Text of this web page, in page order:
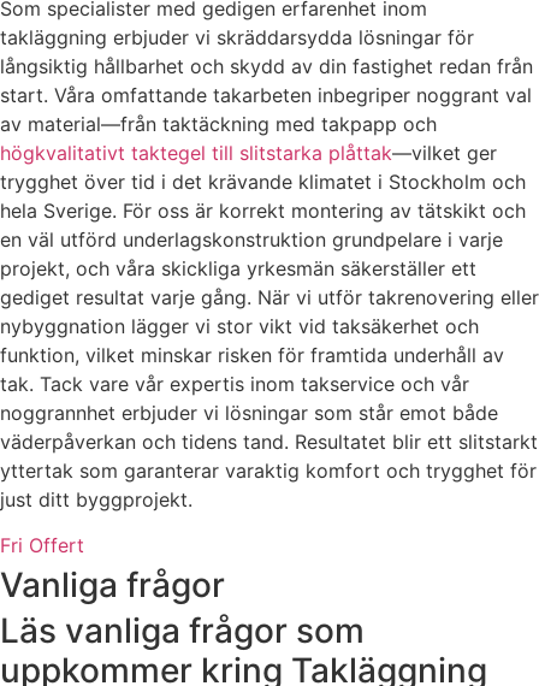
Som specialister med gedigen erfarenhet inom
takläggning erbjuder vi skräddarsydda lösningar för
långsiktig hållbarhet och skydd av din fastighet redan från
start. Våra omfattande takarbeten inbegriper noggrant val
av material—från taktäckning med takpapp och
högkvalitativt taktegel till slitstarka plåttak—vilket ger
trygghet över tid i det krävande klimatet i Stockholm och
hela Sverige. För oss är korrekt montering av tätskikt och
en väl utförd underlagskonstruktion grundpelare i varje
projekt, och våra skickliga yrkesmän säkerställer ett
gediget resultat varje gång. När vi utför takrenovering eller
nybyggnation lägger vi stor vikt vid taksäkerhet och
funktion, vilket minskar risken för framtida underhåll av
tak. Tack vare vår expertis inom takservice och vår
noggrannhet erbjuder vi lösningar som står emot både
väderpåverkan och tidens tand. Resultatet blir ett slitstarkt
yttertak som garanterar varaktig komfort och trygghet för
just ditt byggprojekt.
Fri Offert
Vanliga frågor
Läs vanliga frågor som
uppkommer kring Takläggning